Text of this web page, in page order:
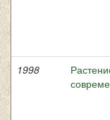
1998